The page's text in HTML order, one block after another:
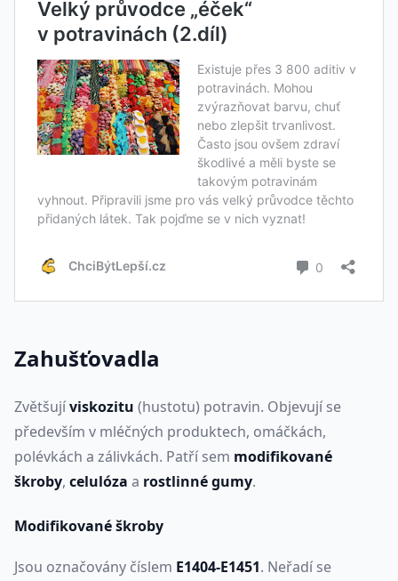
Zahušťovadla
Zvětšujíviskozitu (hustotu) potravin. Objevují se
především v mléčných produktech, omáčkách,
polévkách a zálivkách. Patří sem modifikované
škroby, celulóza a rostlinné gumy.
Modifikované škroby
Jsou označovány číslem E1404-E1451. Neřadí se